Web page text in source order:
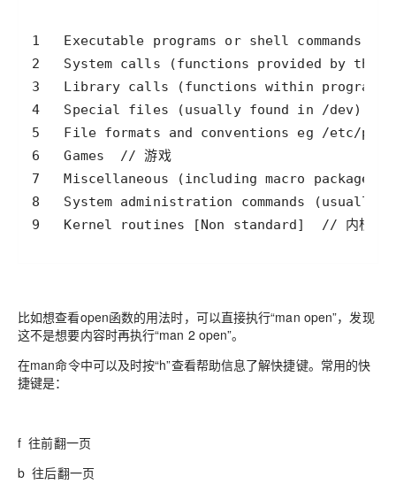
6   Games  // 游戏
9   Kernel routines [Non standard]  // 内核例
比如想查看open函数的用法时，可以直接执行“man open”，发现
这不是想要内容时再执行“man 2 open”。
在man命令中可以及时按“h”查看帮助信息了解快捷键。常用的快
捷键是：
f 往前翻一页
b 往后翻一页